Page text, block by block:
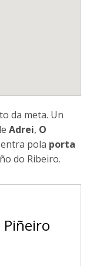
da meta. Un
Adrei, O
pola porta
do Ribeiro.
Piñeiro